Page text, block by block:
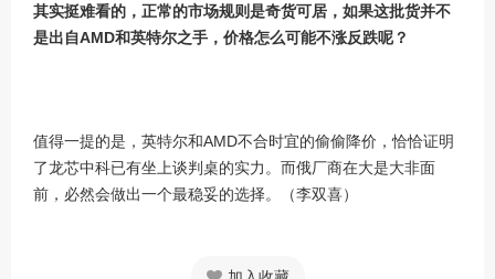
其实挺难看的，正常的市场规则是奇货可居，如果这批货并不
是出自AMD和英特尔之手，价格怎么可能不涨反跌呢？
值得一提的是，英特尔和AMD不合时宜的偷偷降价，恰恰证明
了龙芯中科已有坐上谈判桌的实力。而俄厂商在大是大非面
前，必然会做出一个最稳妥的选择。
（李双喜）